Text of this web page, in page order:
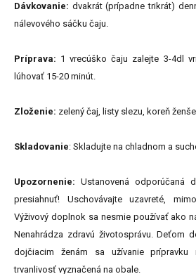
Dávkovanie: dvakrát (prípadne trikrát)
nálevového sáčku čaju.
Príprava: 1 vrecúško čaju zalejte 3-4dl
lúhovať 15-20 minút.
Zloženie: zelený čaj, listy slezu, koreň
Skladovanie: Skladujte na chladnom a
Upozornenie: Ustanovená odporúčaná
presiahnuť! Uschovávajte uzavreté,
Výživový doplnok sa nesmie používať ako
Nenahrádza zdravú životosprávu. Deťom
dojčiacim ženám sa užívanie prípravku
trvanlivosť vyznačená na obale.